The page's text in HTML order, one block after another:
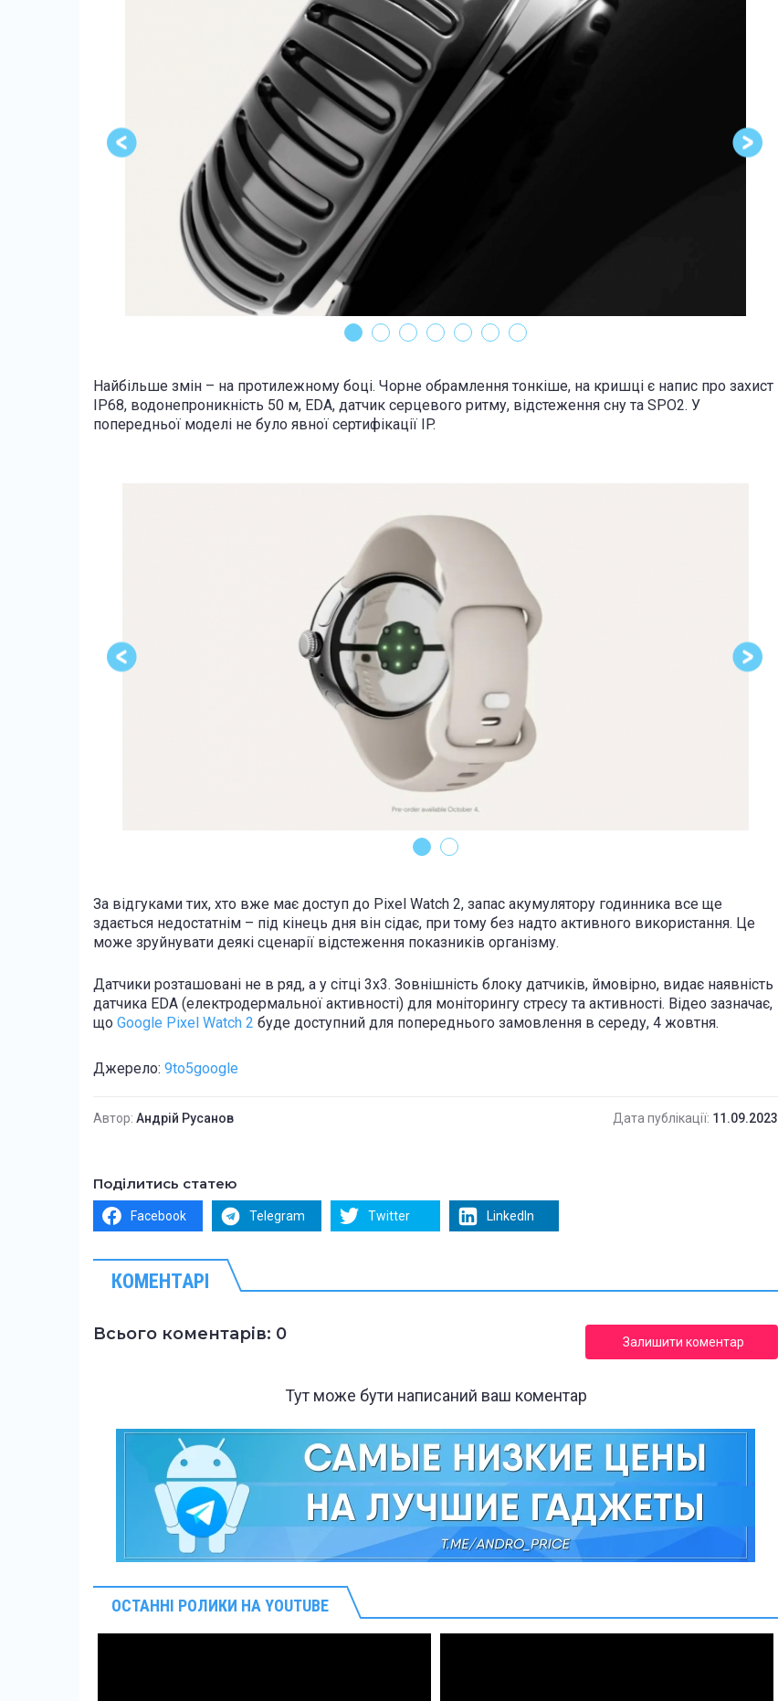
Найбільше змін – на протилежному боці. Чорне обрамлення тонкіше, на кришці є напис про захист
IP68, водонепроникність 50 м, EDA, датчик серцевого ритму, відстеження сну та SPO2. У
попередньої моделі не було явної сертифікації IP.
За відгуками тих, хто вже має доступ до Pixel Watch 2, запас акумулятору годинника все ще
здається недостатнім – під кінець дня він сідає, при тому без надто активного використання. Це
може зруйнувати деякі сценарії відстеження показників організму.
Датчики розташовані не в ряд, а у сітці 3х3. Зовнішність блоку датчиків, ймовірно, видає наявність
датчика EDA (електродермальної активності) для моніторингу стресу та активності. Відео зазначає,
що Google Pixel Watch 2 буде доступний для попереднього замовлення в середу, 4 жовтня.
Джерело: 9to5google
Автор: Андрій Русанов Дата публікації: 11.09.2023
Поділитись статею
Facebook Telegram Twitter LinkedIn
КОМЕНТАРІ
Всього коментарів: 0 Залишити коментар
Тут може бути написаний ваш коментар
ОСТАННІ РОЛИКИ НА YOUTUBE